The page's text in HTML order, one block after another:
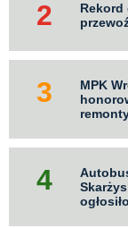
Rekord
MPK